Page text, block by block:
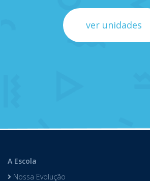
ver unidades
A Escola
Nossa Evolução